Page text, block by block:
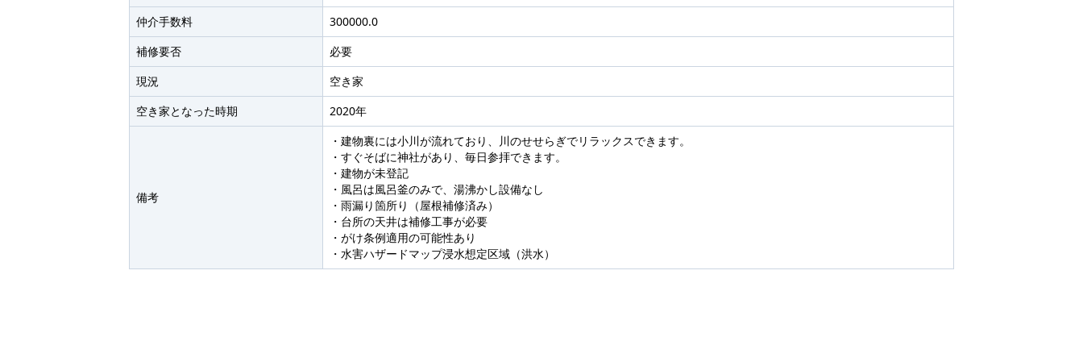
仲介手数料
300000.0
補修要否
必要
現況
空き家
空き家となった時期
2020年
備考
・建物裏には小川が流れており、川のせせらぎでリラックスできます。
・すぐそばに神社があり、毎日参拝できます。
・建物が未登記
・風呂は風呂釜のみで、湯沸かし設備なし
・雨漏り箇所り（屋根補修済み）
・台所の天井は補修工事が必要
・がけ条例適用の可能性あり
・水害ハザードマップ浸水想定区域（洪水）